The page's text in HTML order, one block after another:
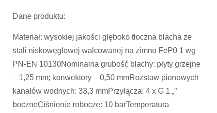
Dane produktu:
Materiał: wysokiej jakości głęboko tłoczna blacha ze
stali niskowęglowej walcowanej na zimno FeP0 1 wg
PN-EN 10130Nominalna grubość blachy: płyty grzejne
– 1,25 mm; konwektory – 0,50 mmRozstaw pionowych
kanałów wodnych: 33,3 mmPrzyłącza: 4 x G 1 „”
boczneCiśnienie robocze: 10 barTemperatura